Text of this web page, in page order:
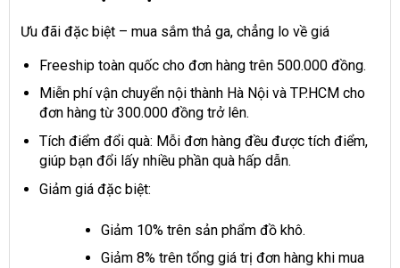
Ưu đãi đặc biệt – mua sắm thả ga, chẳng lo về giá
Freeship toàn quốc cho đơn hàng trên 500.000 đồng.
Miễn phí vận chuyển nội thành Hà Nội và TP.HCM cho
đơn hàng từ 300.000 đồng trở lên.
Tích điểm đổi quà: Mỗi đơn hàng đều được tích điểm,
giúp bạn đổi lấy nhiều phần quà hấp dẫn.
Giảm giá đặc biệt:
Giảm 10% trên sản phẩm đồ khô.
Giảm 8% trên tổng giá trị đơn hàng khi mua